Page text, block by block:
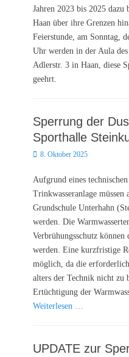
Jahren 2023 bis 2025 dazu
Haan über ihre Grenzen
Feierstunde, am Sonntag,
Uhr werden in der Aula
Adlerstr. 3 in Haan, diese
geehrt.
Sperrung der
Sporthalle
Posted
8. Oktober 2025
Aufgrund eines
Trinkwasseranlage
Grundschule Unterhahn
werden. Die
Verbrühungsschutz
werden. Eine kurzfristige
möglich, da die
alters der Technik nicht zu
Ertüchtigung der
Weiterlesen …
UPDATE zur